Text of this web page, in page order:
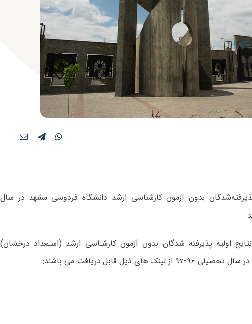
بدون آزمون کارشناسی ارشد دانشگاه فردوسی مشهد در سال
اولیه پذیرفته شدگان بدون آزمون کارشناسی ارشد (استعداد درخشان)
های ذیل قابل دریافت می باشند: